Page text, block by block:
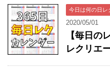
今日は何の日レ
2020/05/01
【毎日の
レクリエ